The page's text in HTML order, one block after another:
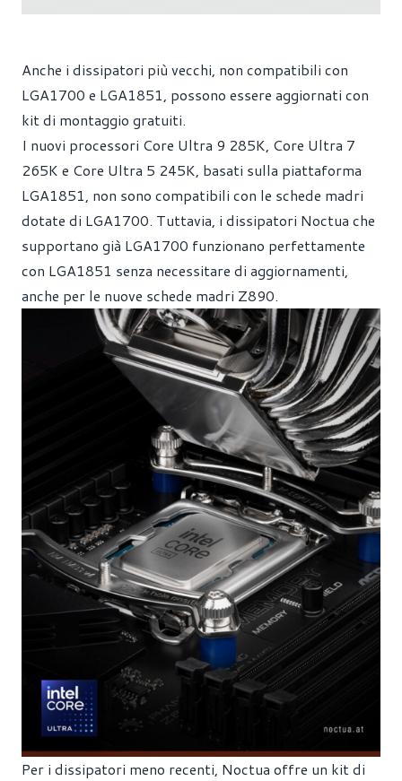
Anche i dissipatori più vecchi, non compatibili con
LGA1700 e LGA1851, possono essere aggiornati con
kit di montaggio gratuiti.
I nuovi processori Core Ultra 9 285K, Core Ultra 7
265K e Core Ultra 5 245K, basati sulla piattaforma
LGA1851, non sono compatibili con le schede madri
dotate di LGA1700. Tuttavia, i dissipatori Noctua che
supportano già LGA1700 funzionano perfettamente
con LGA1851 senza necessitare di aggiornamenti,
anche per le nuove schede madri Z890.
Per i dissipatori meno recenti, Noctua offre un kit di